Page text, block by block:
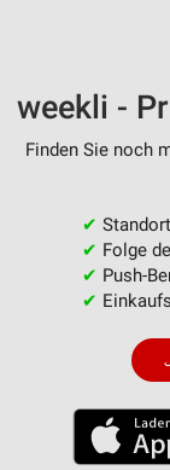
weekli -
Finden Sie noch
✔
✔ Folge
✔ Push-
✔